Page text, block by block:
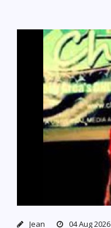
Jean 04 Aug 2026